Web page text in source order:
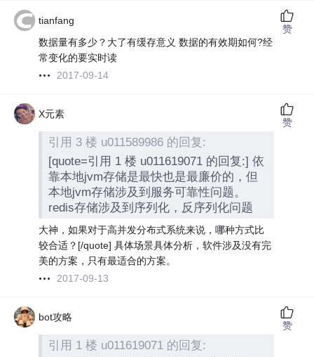
tianfang
数据量有多少？大了有缓存意义 数据的有效期如何?经
常变化的要实时读
2017-09-14
赞
X元素
引用 3 楼 u011589986 的回复:
[quote=引用 1 楼 u011619071 的回复:] 依
靠本地jvm存储是最快也是最廉价的，但
本地jvm存储涉及到服务可靠性问题。
redis存储涉及到序列化，反序列化问题
大神，如果对于高并发分布式系统来说，哪种方式比
较合适？[/quote] 具体场景具体分析，软件涉及没有完
美的方案，只有最适合的方案。
2017-09-13
赞
bot攻略
引用 1 楼 u011619071 的回复:
赞